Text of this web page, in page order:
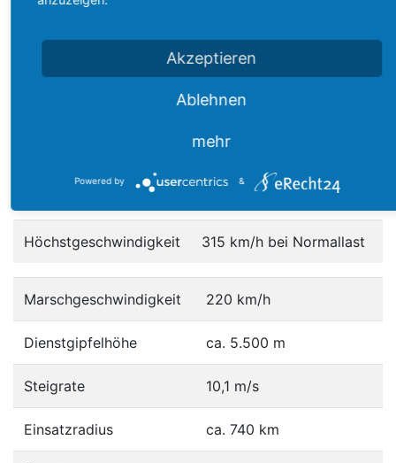
18,29 m
5,67 m
Höchstgeschwindigkeit 315 km/h bei Normallast
Marschgeschwindigkeit 220 km/h
Dienstgipfelhöhe ca. 5.500 m
Steigrate 10,1 m/s
Einsatzradius ca. 740 km
Akzeptieren
Ablehnen
mehr
Powered by &